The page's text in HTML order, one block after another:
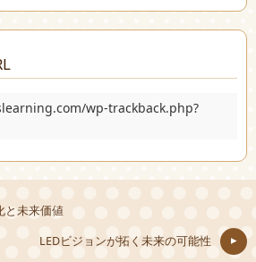
wp-trackback.php?
と未来価値
LEDビジョンが拓く未来の可能性